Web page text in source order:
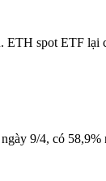
ETH spot ETF lại
9/4, có